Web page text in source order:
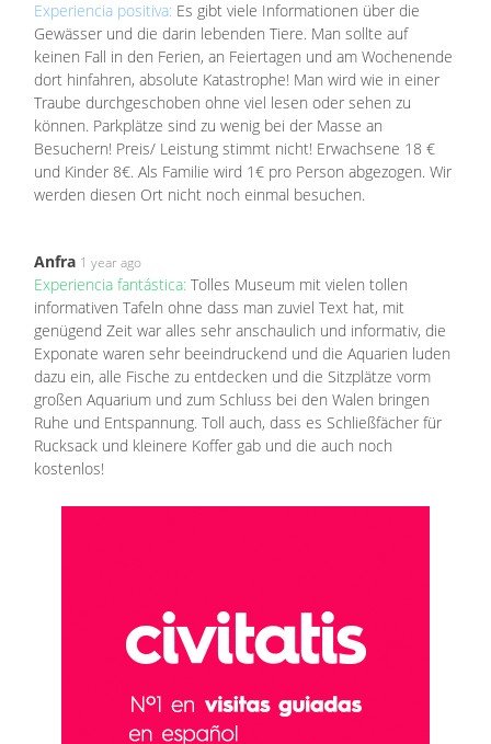
Experiencia positiva: Es gibt viele Informationen über die
Gewässer und die darin lebenden Tiere. Man sollte auf
keinen Fall in den Ferien, an Feiertagen und am Wochenende
dort hinfahren, absolute Katastrophe! Man wird wie in einer
Traube durchgeschoben ohne viel lesen oder sehen zu
können. Parkplätze sind zu wenig bei der Masse an
Besuchern! Preis/ Leistung stimmt nicht! Erwachsene 18 €
und Kinder 8€. Als Familie wird 1€ pro Person abgezogen. Wir
werden diesen Ort nicht noch einmal besuchen.
Anfra 1 year ago
Experiencia fantástica: Tolles Museum mit vielen tollen
informativen Tafeln ohne dass man zuviel Text hat, mit
genügend Zeit war alles sehr anschaulich und informativ, die
Exponate waren sehr beeindruckend und die Aquarien luden
dazu ein, alle Fische zu entdecken und die Sitzplätze vorm
großen Aquarium und zum Schluss bei den Walen bringen
Ruhe und Entspannung. Toll auch, dass es Schließfächer für
Rucksack und kleinere Koffer gab und die auch noch
kostenlos!